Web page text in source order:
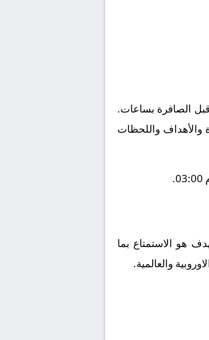
الصافرة بساعات.
والأهداف واللحظات
هو الاستمتاع بما
والعالمية.